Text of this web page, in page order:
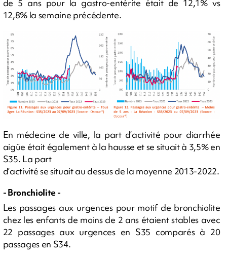
de 5 ans pour la gastro-entérite était de 12,1% vs
12,8% la semaine précédente.
En médecine de ville, la part d’activité pour diarrhée
aigüe était également à la hausse et se situait à 3,5% en
S35. La part
d’activité se situait au dessus de la moyenne 2013-2022.
- Bronchiolite -
Les passages aux urgences pour motif de bronchiolite
chez les enfants de moins de 2 ans étaient stables avec
22 passages aux urgences en S35 comparés à 20
passages en S34.